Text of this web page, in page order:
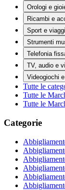
Orologi e
Ricambi e
Sport e viaggi
Strumenti
Telefonia
TV, audio e
Videogiochi
Tutte le
Tutte le
Tutte le
Categorie